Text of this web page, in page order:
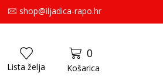
shop@iljadica-rapo.hr
Lista želja
0
Košarica